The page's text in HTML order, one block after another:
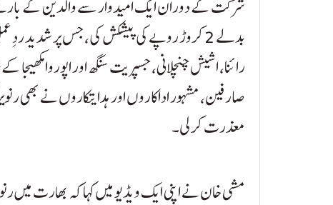
شرکت کے دوران ایک امیدوار سے والدین کے
بدلے 2 کروڑ روپے کی پیشکش کی، جس پر شدید
رائنا، اشیش چنچلانی، جسپریت سنگھ اور اپوروا
صارفین، مشہور اداکاروں اور ہدایتکاروں نے بھی
معذرت کر لی۔
مشی خان نے اپنی ایک ویڈیو میں کہا کہ بھارت میں